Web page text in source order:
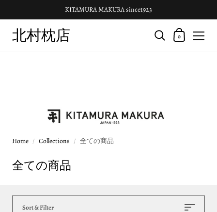
KITAMURA MAKURA since1923
北村枕店 0
Home / Collections / 全ての商品
全ての商品
Sort & Filter